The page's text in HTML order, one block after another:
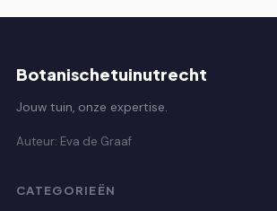
Botanischetuinutrecht
Jouw tuin, onze expertise.
Auteur: Eva de Graaf
CATEGORIEËN